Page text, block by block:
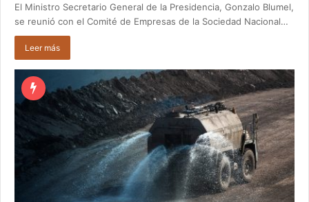
El Ministro Secretario General de la Presidencia, Gonzalo Blumel,
se reunió con el Comité de Empresas de la Sociedad Nacional…
Leer más